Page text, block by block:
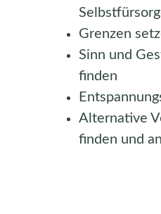
Grenzen
Sinn und
finden
Alternative
finden und